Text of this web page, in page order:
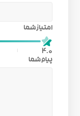
امتیاز شما
4.0
پیام شما